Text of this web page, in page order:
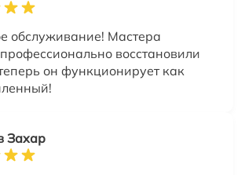
обслуживание! Мастера
восстановили
он функционирует как
Захар